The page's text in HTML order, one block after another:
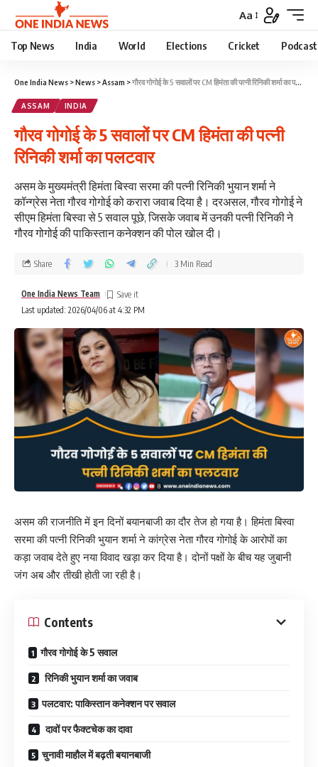
Aa
Top News India World Elections Cricket Podcast
One India News >News >Assam >गौरव गोगोई के 5 सवालों पर CM हिमंता की पत्नी रिनिकी शर्मा का पलटवार
ASSAM INDIA
गौरव गोगोई के 5 सवालों पर CM हिमंता की पत्नी
रिनिकी शर्मा का पलटवार
असम के मुख्यमंत्री हिमंता बिस्वा सरमा की पत्नी रिनिकी भुयान शर्मा ने
कॉन्ग्रेस नेता गौरव गोगोई को करारा जवाब दिया है। दरअसल, गौरव गोगोई ने
सीएम हिमंता बिस्वा से 5 सवाल पूछे, जिसके जवाब में उनकी पत्नी रिनिकी ने
गौरव गोगोई की पाकिस्तान कनेक्शन की पोल खोल दी।
Last updated: 2026/04/06 at 4:32 PM
One India News Team
Share 3 Min Read
असम की राजनीति में इन दिनों बयानबाजी का दौर तेज हो गया है। हिमंता बिस्वा
सरमा की पत्नी रिनिकी भुयान शर्मा ने कांग्रेस नेता गौरव गोगोई के आरोपों का
कड़ा जवाब देते हुए नया विवाद खड़ा कर दिया है। दोनों पक्षों के बीच यह जुबानी
जंग अब और तीखी होती जा रही है।
Contents
गौरव गोगोई के 5 सवाल
रिनिकी भुयान शर्मा का जवाब
पलटवार: पाकिस्तान कनेक्शन पर सवाल
दावों पर फैक्टचेक का दावा
चुनावी माहौल में बढ़ती बयानबाजी